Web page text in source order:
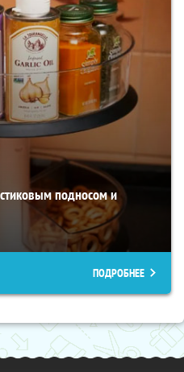
подносом и
ПОДРОБНЕЕ